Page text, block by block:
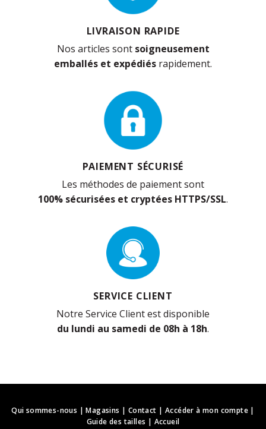
LIVRAISON RAPIDE
Nos articles sont soigneusement
emballés et expédiés rapidement.
PAIEMENT SÉCURISÉ
Les méthodes de paiement sont
100% sécurisées et cryptées HTTPS/SSL.
SERVICE CLIENT
Notre Service Client est disponible
du lundi au samedi de 08h à 18h.
Qui sommes-nous |Magasins | Contact | Accéder à mon compte|
Guide des tailles | Accueil